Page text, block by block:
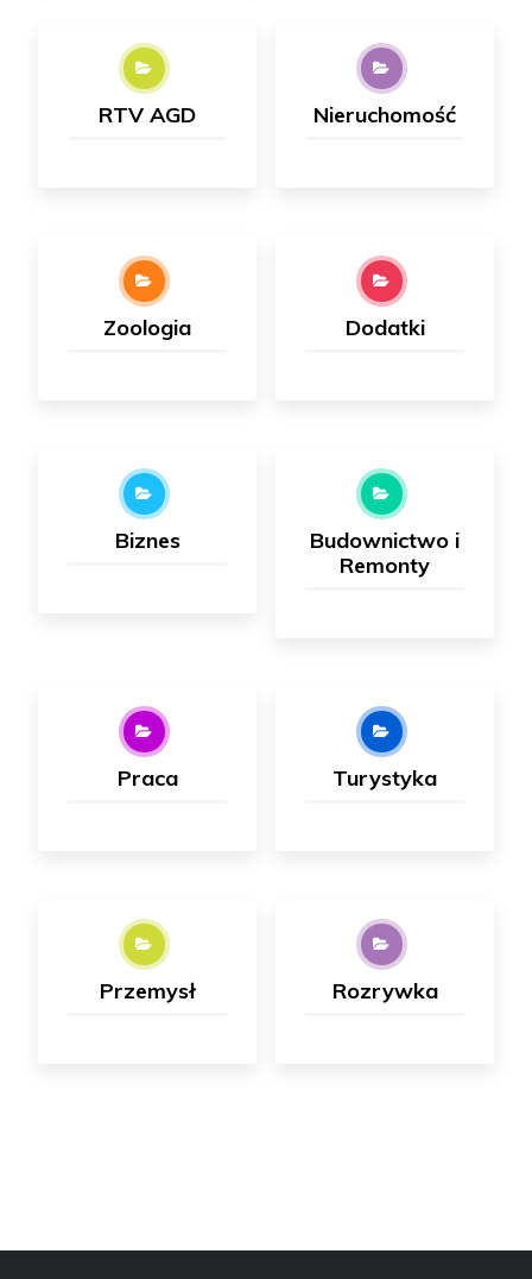
RTV AGD Nieruchomość
Zoologia Dodatki
Biznes
Budownictwo i
Remonty
Praca Turystyka
Przemysł Rozrywka